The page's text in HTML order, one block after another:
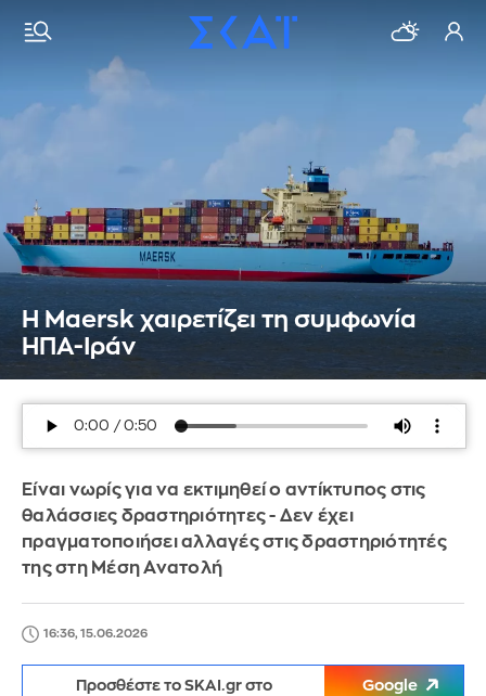
Η Maersk χαιρετίζει τη συμφωνία
ΗΠΑ-Ιράν
Είναι νωρίς για να εκτιμηθεί ο αντίκτυπος στις
θαλάσσιες δραστηριότητες - Δεν έχει
πραγματοποιήσει αλλαγές στις δραστηριότητές
της στη Μέση Ανατολή
16:36, 15.06.2026
Προσθέστε το SKAI.gr στο Google